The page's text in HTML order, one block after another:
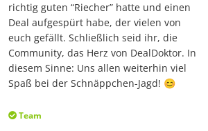
richtig guten “Riecher” hatte und einen
Deal aufgespürt habe, der vielen von
euch gefällt. Schließlich seid ihr, die
Community, das Herz von DealDoktor. In
diesem Sinne: Uns allen weiterhin viel
Spaß bei der Schnäppchen-Jagd! 😊
Team